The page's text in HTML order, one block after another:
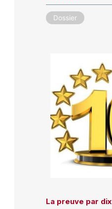
Dossier
La preuve par dix